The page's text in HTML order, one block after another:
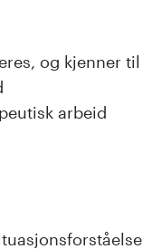
og kjenner til
arbeid